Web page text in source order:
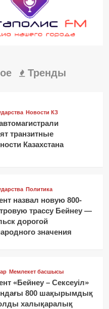
Тренды
Новости КЗ
транзитные
Казахстана
Политика
назвал новую 800-
трассу Бейнеу —
дорогой
значения
Мемлекет басшысы
«Бейнеу – Сексеуіл»
800 шақырымдық
халықаралық